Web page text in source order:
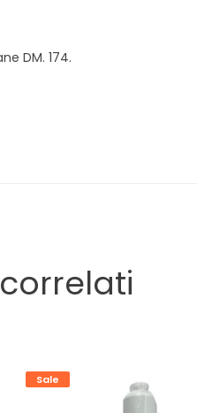
DM. 174.
Sale